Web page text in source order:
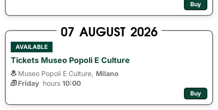
Buy
07 AUGUST 2026
AVAILABLE
Tickets Museo Popoli E Culture
Museo Popoli E Culture, Milano
Friday hours 10:00
Buy